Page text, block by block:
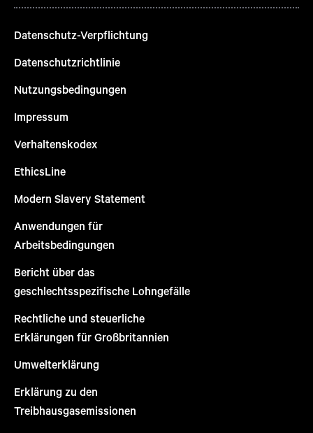
Datenschutz-Verpflichtung
Datenschutzrichtlinie
Nutzungsbedingungen
Impressum
Verhaltenskodex
EthicsLine
Modern Slavery Statement
Anwendungen für
Arbeitsbedingungen
Bericht über das
geschlechtsspezifische Lohngefälle
Rechtliche und steuerliche
Erklärungen für Großbritannien
Umwelterklärung
Erklärung zu den
Treibhausgasemissionen